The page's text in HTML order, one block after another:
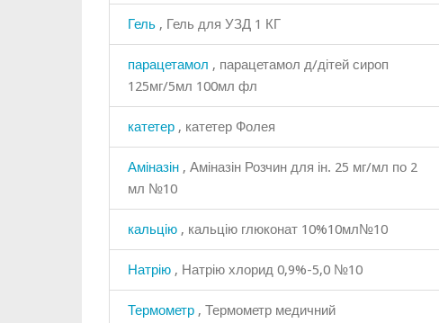
Гель , Гель для УЗД 1 КГ
парацетамол , парацетамол д/дітей сироп
125мг/5мл 100мл фл
катетер , катетер Фолея
Аміназін , Аміназін Розчин для ін. 25 мг/мл по 2
мл №10
кальцію , кальцію глюконат 10%10мл№10
Натрію , Натрію хлорид 0,9%-5,0 №10
Термометр , Термометр медичний